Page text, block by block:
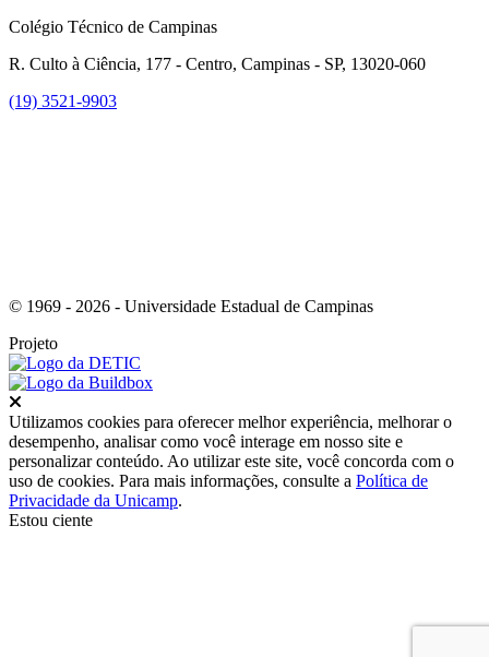
Colégio Técnico de Campinas
R. Culto à Ciência, 177 - Centro, Campinas - SP, 13020-060
(19) 3521-9903
© 1969 - 2026 - Universidade Estadual de Campinas
Projeto
Utilizamos cookies para oferecer melhor experiência, melhorar o
desempenho, analisar como você interage em nosso site e
personalizar conteúdo. Ao utilizar este site, você concorda com o
uso de cookies. Para mais informações, consulte a Política de
Privacidade da Unicamp.
Estou ciente